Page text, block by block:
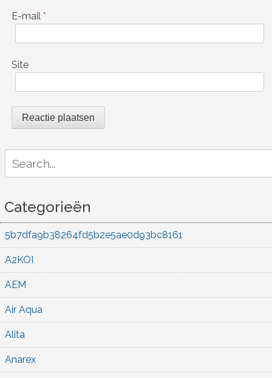
E-mail *
Site
for:
Categorieën
5b7dfa9b38264fd5b2e5ae0d93bc8161
A2KOI
AEM
Air Aqua
Alita
Anarex